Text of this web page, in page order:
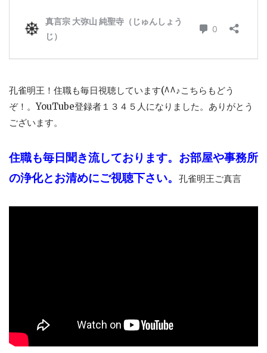
孔雀明王！住職も毎日視聴しています(^^♪こちらもどう
ぞ！。YouTube登録者１３４５人になりました。ありがとう
ございます。
住職も毎日聞き流しております。お部屋や事務所
の浄化とお清めにご視聴下さい。
孔雀明王ご真言